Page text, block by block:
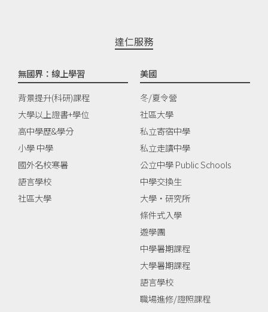
達仁服務
無國界：線上學習
背景提升(科研)課程
大學以上證書+學位
高中學歷&學分
小學 中學
國外名校寒暑
語言學校
社區大學
美國
冬/夏令營
社區大學
私立寄宿中學
私立走讀中學
公立中學 Public Schools
中學交換生
大學‧研究所
條件式入學
遊學團
中學暑期課程
大學暑期課程
語言學校
職場進修/證照課程